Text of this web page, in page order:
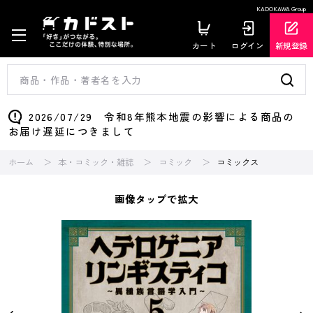
KADOKAWA Group
カート ログイン 新規登録
2026/07/29 令和8年熊本地震の影響による商品の
お届け遅延につきまして
ホーム 本・コミック・雑誌 コミック コミックス
画像タップで拡大